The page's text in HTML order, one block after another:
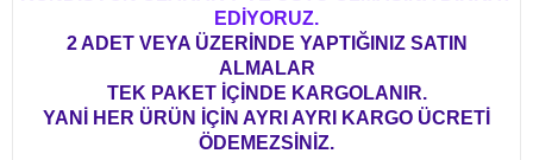
EDİYORUZ.
2 ADET VEYA ÜZERİNDE YAPTIĞINIZ SATIN
ALMALAR
TEK PAKET İÇİNDE KARGOLANIR.
YANİ HER ÜRÜN İÇİN AYRI AYRI KARGO ÜCRETİ
ÖDEMEZSİNİZ.